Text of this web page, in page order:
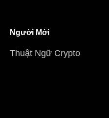
Người Mới
Thuật Ngữ Crypto